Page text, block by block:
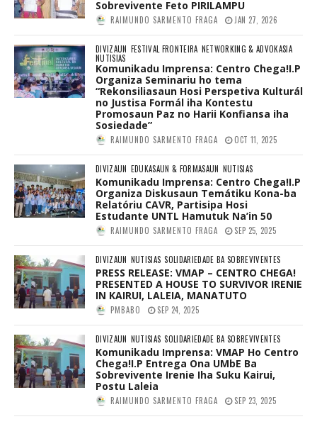
Sobrevivente Feto PIRILAMPU
RAIMUNDO SARMENTO FRAGA JAN 27, 2026
DIVIZAUN FESTIVAL FRONTEIRA NETWORKING & ADVOKASIA
NUTISIAS
Komunikadu Imprensa: Centro Chega!I.P
Organiza Seminariu ho tema
“Rekonsiliasaun Hosi Perspetiva Kulturál
no Justisa Formál iha Kontestu
Promosaun Paz no Harii Konfiansa iha
Sosiedade”
RAIMUNDO SARMENTO FRAGA OCT 11, 2025
DIVIZAUN EDUKASAUN & FORMASAUN NUTISIAS
Komunikadu Imprensa: Centro Chega!I.P
Organiza Diskusaun Temátiku Kona-ba
Relatóriu CAVR, Partisipa Hosi
Estudante UNTL Hamutuk Na’in 50
RAIMUNDO SARMENTO FRAGA SEP 25, 2025
DIVIZAUN NUTISIAS SOLIDARIEDADE BA SOBREVIVENTES
PRESS RELEASE: VMAP – CENTRO CHEGA!
PRESENTED A HOUSE TO SURVIVOR IRENIE
IN KAIRUI, LALEIA, MANATUTO
PMBABO SEP 24, 2025
DIVIZAUN NUTISIAS SOLIDARIEDADE BA SOBREVIVENTES
Komunikadu Imprensa: VMAP Ho Centro
Chega!I.P Entrega Ona UMbE Ba
Sobrevivente Irenie Iha Suku Kairui,
Postu Laleia
RAIMUNDO SARMENTO FRAGA SEP 23, 2025